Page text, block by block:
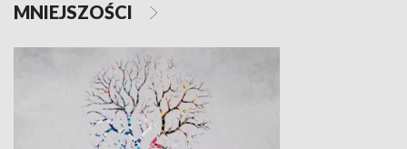
MNIEJSZOŚCI